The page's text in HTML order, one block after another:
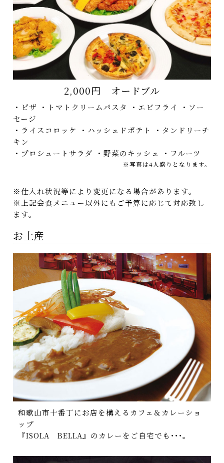
2,000円 オードブル
・ピザ ・トマトクリームパスタ ・エビフライ ・ソー
セージ
・ライスコロッケ ・ハッシュドポテト ・タンドリーチ
キン
・プロシュートサラダ ・野菜のキッシュ ・フルーツ
※写真は4人盛りとなります。
※仕入れ状況等により変更になる場合があります。
※上記会食メニュー以外にもご予算に応じて対応致し
ます。
お土産
和歌山市十番丁にお店を構えるカフェ＆カレーショ
ップ
『ISOLA BELLA』のカレーをご自宅でも･･･｡